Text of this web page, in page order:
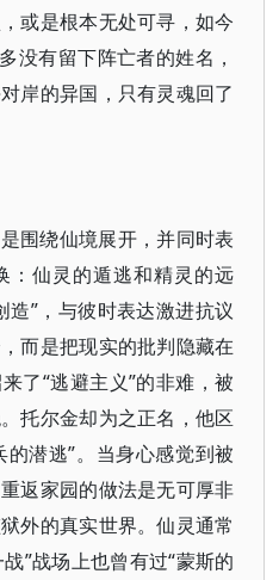
或是根本无处可寻，如今
没有留下阵亡者的姓名，
岸的异国，只有灵魂回了
围绕仙境展开，并同时表
：仙灵的遁逃和精灵的远
造”，与彼时表达激进抗议
而是把现实的批判隐藏在
了“逃避主义”的非难，被
托尔金却为之正名，他区
的潜逃”。当身心感觉到被
返家园的做法是无可厚非
外的真实世界。仙灵通常
”战场上也曾有过“蒙斯的